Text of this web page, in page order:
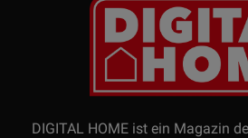
DIGITAL HOME ist ein Magazin